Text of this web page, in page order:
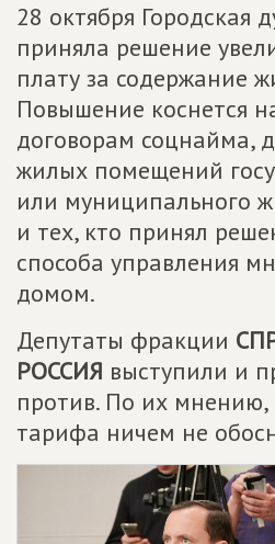
28 октября Городская
приняла решение
плату за содержание
Повышение коснется
договорам соцнайма,
жилых помещений
или муниципального
и тех, кто принял
способа управления
домом.
Депутаты фракции
РОССИЯ выступили и
против. По их
тарифа ничем не